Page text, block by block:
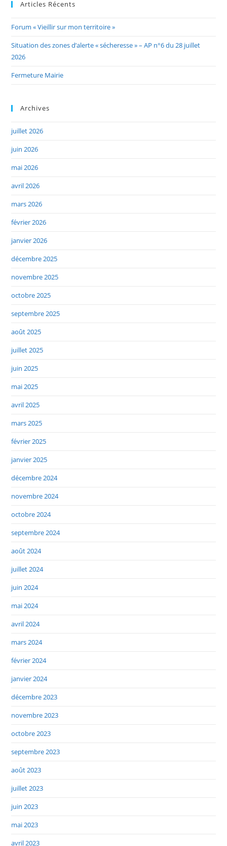
Articles Récents
Forum « Vieillir sur mon territoire »
Situation des zones d’alerte « sécheresse » – AP n°6 du 28 juillet
2026
Fermeture Mairie
Archives
juillet 2026
juin 2026
mai 2026
avril 2026
mars 2026
février 2026
janvier 2026
décembre 2025
novembre 2025
octobre 2025
septembre 2025
août 2025
juillet 2025
juin 2025
mai 2025
avril 2025
mars 2025
février 2025
janvier 2025
décembre 2024
novembre 2024
octobre 2024
septembre 2024
août 2024
juillet 2024
juin 2024
mai 2024
avril 2024
mars 2024
février 2024
janvier 2024
décembre 2023
novembre 2023
octobre 2023
septembre 2023
août 2023
juillet 2023
juin 2023
mai 2023
avril 2023